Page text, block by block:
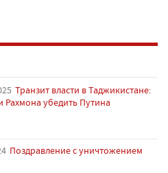
Транзит власти в Таджикистане:
Рахмона убедить Путина
Поздравление с уничтожением